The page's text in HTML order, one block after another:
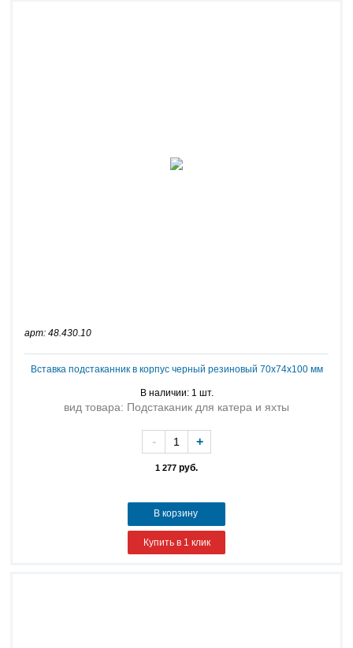
арт: 48.430.10
Вставка подстаканник в корпус черный резиновый 70х74х100 мм
В наличии: 1 шт.
вид товара: Подстаканик для катера и яхты
1 277 руб.
- +
В корзину
Купить в 1 клик